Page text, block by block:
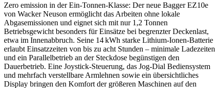
Zero emission in der Ein-Tonnen-Klasse: Der neue Bagger EZ10e
von Wacker Neuson ermöglicht das Arbeiten ohne lokale
Abgasemissionen und eignet sich mit nur 1,2 Tonnen
Betriebsgewicht besonders für Einsätze bei begrenzter Deckenlast,
etwa im Innenabbruch. Seine 14 kWh starke Lithium-Ionen-Batterie
erlaubt Einsatzzeiten von bis zu acht Stunden – minimale Ladezeiten
und ein Parallelbetrieb an der Steckdose begünstigen den
Dauerbetrieb. Eine Joystick-Steuerung, das Jog-Dial Bediensystem
und mehrfach verstellbare Armlehnen sowie ein übersichtliches
Display bringen den Komfort der größeren Maschinen auf den